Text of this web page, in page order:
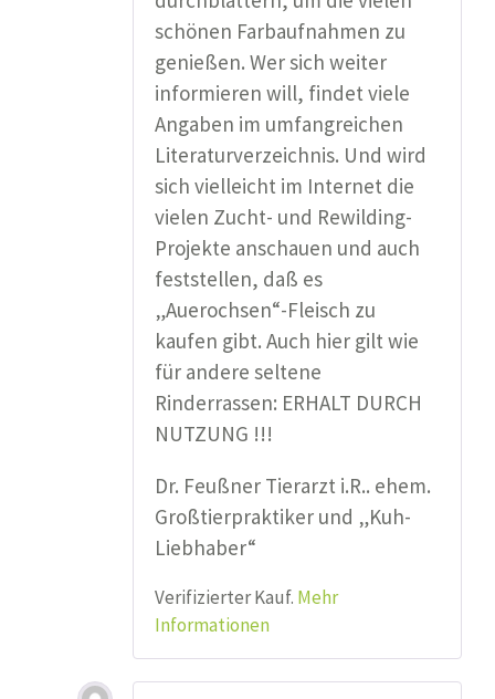
schönen Farbaufnahmen zu
genießen. Wer sich weiter
informieren will, findet viele
Angaben im umfangreichen
Literaturverzeichnis. Und wird
sich vielleicht im Internet die
vielen Zucht- und Rewilding-
Projekte anschauen und auch
feststellen, daß es
„Auerochsen“-Fleisch zu
kaufen gibt. Auch hier gilt wie
für andere seltene
Rinderrassen: ERHALT DURCH
NUTZUNG !!!
Dr. Feußner Tierarzt i.R.. ehem.
Großtierpraktiker und „Kuh-
Liebhaber“
Verifizierter Kauf. Mehr
Informationen